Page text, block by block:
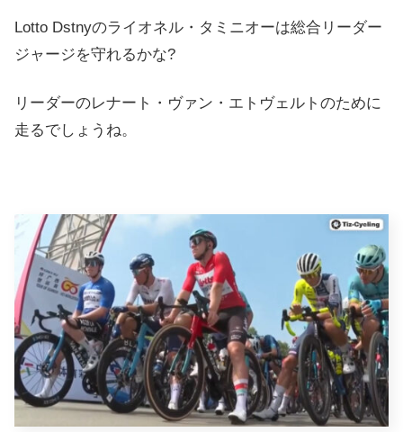
Lotto Dstnyのライオネル・タミニオーは総合リーダー
ジャージを守れるかな?
リーダーのレナート・ヴァン・エトヴェルトのために
走るでしょうね。